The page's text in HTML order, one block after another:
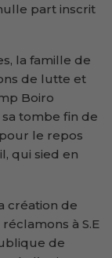
part inscrit
la famille de
de lutte et
Boiro
sa tombe fin de
le repos
qui sied en
création de
à S.E
de